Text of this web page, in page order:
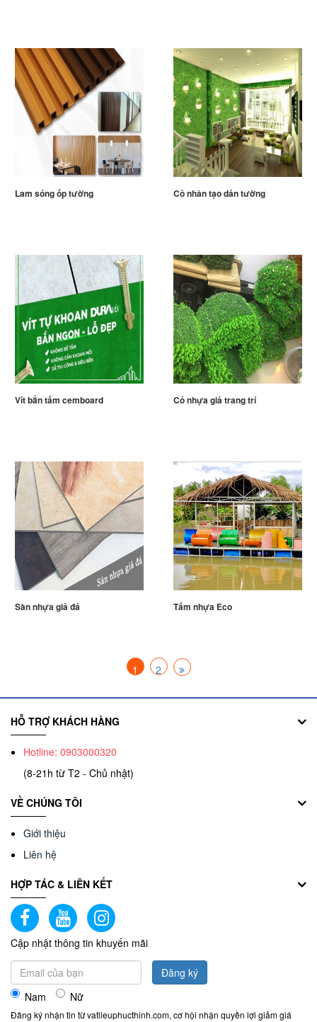
Lam sóng ốp tường Cỏ nhân tạo dán tường
Vít bắn tấm cemboard Cỏ nhựa giả trang trí
Sàn nhựa giả đá Tấm nhựa Eco
1 2
HỖ TRỢ KHÁCH HÀNG
Hotline: 0903000320
(8-21h từ T2 - Chủ nhật)
VỀ CHÚNG TÔI
Giới thiệu
Liên hệ
HỢP TÁC & LIÊN KẾT
Cập nhật thông tin khuyến mãi
Nam Nữ
Đăng ký
Đăng ký nhận tin từ vatlieuphucthinh.com, cơ hội nhận quyền lợi giảm giá